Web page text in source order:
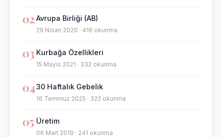
02Avrupa Birliği (AB)
29 Nisan 2020 · 416 okunma
03 Kurbağa Özellikleri
15 Mayıs 2021 · 332 okunma
0430 Haftalık Gebelik
16 Temmuz 2025 · 322 okunma
05 Üretim
06 Mart 2019 · 241 okunma